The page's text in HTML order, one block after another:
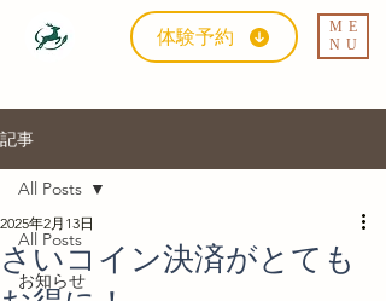
体験予約
ME
NU
記事
All Posts
お知らせ
All Posts
さいコイン決済がとても
2025年2月13日